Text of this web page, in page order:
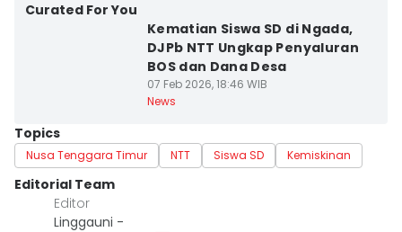
Curated For You
Kematian Siswa SD di Ngada,
DJPb NTT Ungkap Penyaluran
BOS dan Dana Desa
07 Feb 2026, 18:46 WIB
News
Topics
Nusa Tenggara Timur NTT Siswa SD Kemiskinan
Editorial Team
Editor
Linggauni -